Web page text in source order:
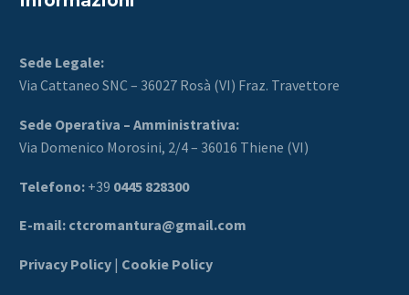
Sede Legale:
Via Cattaneo SNC – 36027 Rosà (VI) Fraz. Travettore
Sede Operativa – Amministrativa:
Via Domenico Morosini, 2/4 – 36016 Thiene (VI)
Telefono: +39 0445 828300
E-mail: ctcromantura@gmail.com
Privacy Policy | Cookie Policy